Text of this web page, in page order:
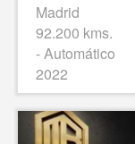
Madrid
92.200 kms.
- Automático
2022